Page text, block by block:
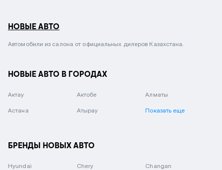
НОВЫЕ АВТО
Автомобили из салона от официальных дилеров Казахстана.
НОВЫЕ АВТО В ГОРОДАХ
Актау Актобе Алматы
Астана Атырау Показать еще
БРЕНДЫ НОВЫХ АВТО
Hyundai Chery Changan